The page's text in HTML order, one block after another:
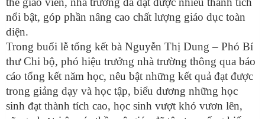
nổi bật, góp phần nâng cao chất lượng giáo dục toàn
diện.
Trong buổi lễ tổng kết bà Nguyễn Thị Dung – Phó Bí
thư Chi bộ, phó hiệu trưởng nhà trường thông qua báo
cáo tổng kết năm học, nêu bật những kết quả đạt được
trong giảng dạy và học tập, biểu dương những học
sinh đạt thành tích cao, học sinh vượt khó vươn lên,